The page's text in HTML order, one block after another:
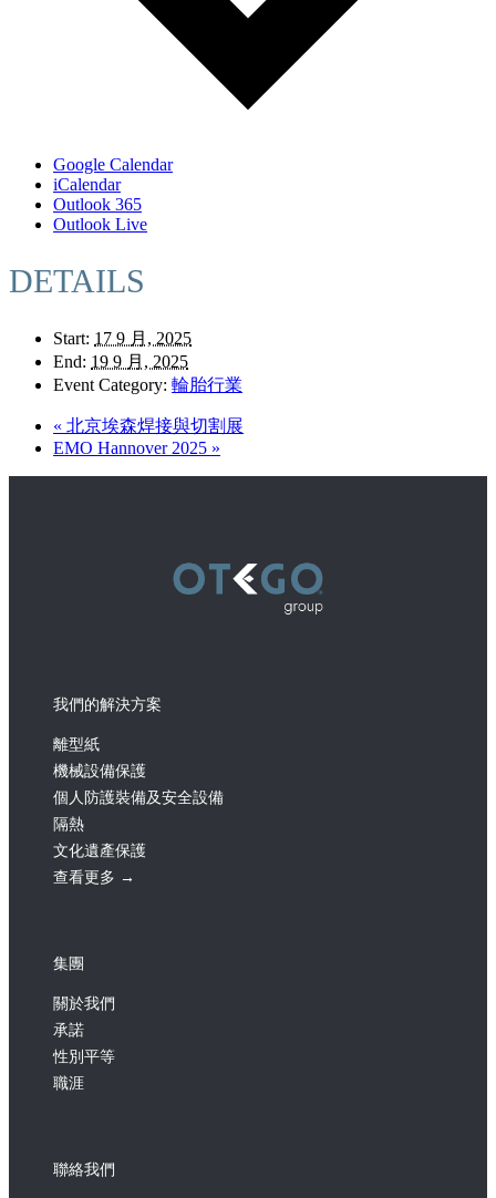
Google Calendar
iCalendar
Outlook 365
Outlook Live
DETAILS
Start: 17 9 月, 2025
End: 19 9 月, 2025
Event Category: 輪胎行業
« 北京埃森焊接與切割展
EMO Hannover 2025 »
我們的解決方案
離型紙
機械設備保護
個人防護裝備及安全設備
隔熱
文化遺產保護
查看更多 →
集團
關於我們
承諾
性別平等
職涯
聯絡我們